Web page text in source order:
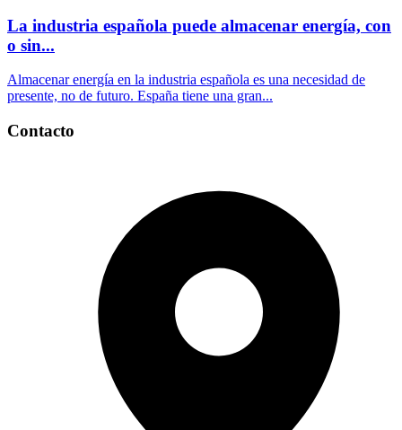
La industria española puede almacenar energía, con
o sin...
Almacenar energía en la industria española es una necesidad de
presente, no de futuro. España tiene una gran...
Contacto